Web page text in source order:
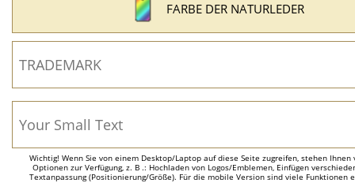
FARBE DER NATURLEDER
Wichtig! Wenn Sie von einem Desktop/Laptop auf diese Seite zugreifen, stehen Ihnen
Optionen zur Verfügung, z. B .: Hochladen von Logos/Emblemen, Einfügen
Textanpassung (Positionierung/Größe). Für die mobile Version sind viele Funktionen